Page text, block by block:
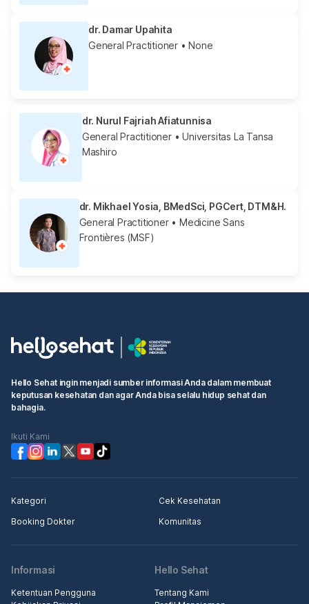
dr. Damar Upahita
General Practitioner • None
dr. Nurul Fajriah Afiatunnisa
General Practitioner• Universitas La Tansa
Mashiro
dr. Mikhael Yosia, BMedSci, PGCert, DTM&H.
General Practitioner• Medicine Sans
Frontières (MSF)
Hello Sehat ingin menjadi sumber informasi Anda dalam membuat
keputusan kesehatan dan agar Anda bisa selalu hidup sehat dan
bahagia.
Ikuti Kami
Kategori
Cek Kesehatan
Booking Dokter
Komunitas
Informasi
Ketentuan Pengguna
Hello Sehat
Tentang Kami